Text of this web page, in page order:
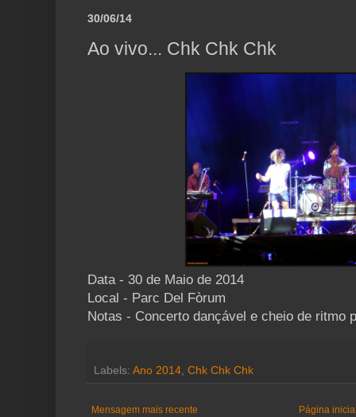
30/06/14
Ao vivo... Chk Chk Chk
Data - 30 de Maio de 2014
Local - Parc Del Fòrum
Notas - Concerto dançável e cheio de ritmo
Labels: Ano 2014, Chk Chk Chk
Mensagem mais recente Página